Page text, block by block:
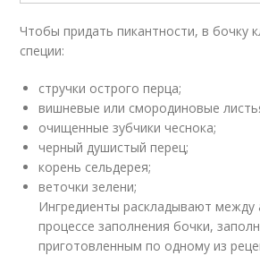
Чтобы придать пикантности, в бочку
специи:
стручки острого перца;
вишневые или смородиновые
очищенные зубчики чеснока;
черный душистый перец;
корень сельдерея;
веточки зелени;
Ингредиенты раскладывают между
процессе заполнения бочки,
приготовленным по одному из